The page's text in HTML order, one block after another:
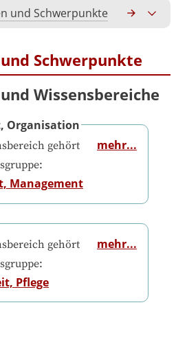
und Schwerpunkte
Schwerpunkte
Wissensbereiche
Organisation
gehört
Management
mehr...
gehört
Pflege
mehr...